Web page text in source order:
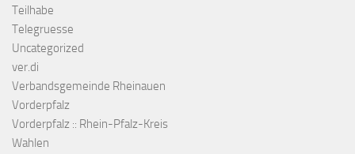
Teilhabe
Telegruesse
Uncategorized
ver.di
Verbandsgemeinde Rheinauen
Vorderpfalz
Vorderpfalz :: Rhein-Pfalz-Kreis
Wahlen